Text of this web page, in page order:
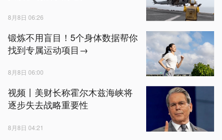
8月8日 06:26
锻炼不用盲目！5个身体数据帮你
找到专属运动项目→
8月8日 06:00
视频丨美财长称霍尔木兹海峡将
逐步失去战略重要性
8月8日 04:21